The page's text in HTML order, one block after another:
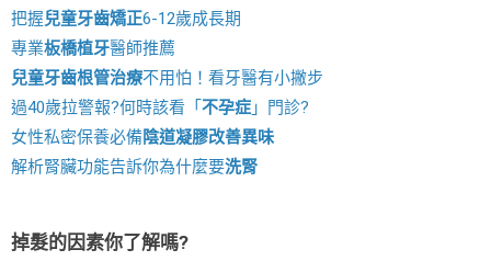
把握兒童牙齒矯正6-12歲成長期
專業板橋植牙醫師推薦
兒童牙齒根管治療不用怕！看牙醫有小撇步
過40歲拉警報?何時該看「 不孕症 」門診?
女性私密保養必備陰道凝膠改善異味
解析腎臟功能告訴你為什麼要洗腎
掉髮的因素你了解嗎?